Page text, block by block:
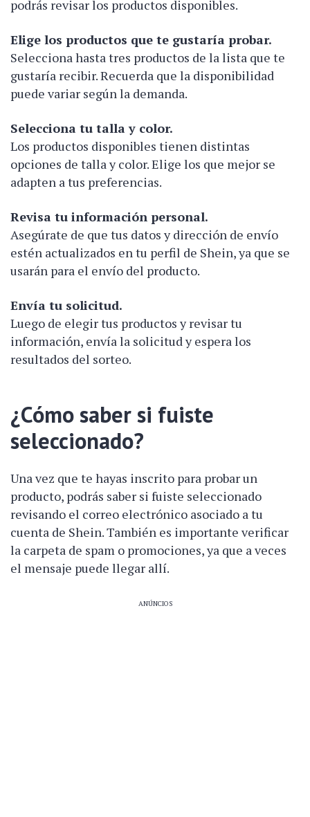
podrás revisar los productos disponibles.
Elige los productos que te gustaría probar.
Selecciona hasta tres productos de la lista que te
gustaría recibir. Recuerda que la disponibilidad
puede variar según la demanda.
Selecciona tu talla y color.
Los productos disponibles tienen distintas
opciones de talla y color. Elige los que mejor se
adapten a tus preferencias.
Revisa tu información personal.
Asegúrate de que tus datos y dirección de envío
estén actualizados en tu perfil de Shein, ya que se
usarán para el envío del producto.
Envía tu solicitud.
Luego de elegir tus productos y revisar tu
información, envía la solicitud y espera los
resultados del sorteo.
¿Cómo saber si fuiste
seleccionado?
Una vez que te hayas inscrito para probar un
producto, podrás saber si fuiste seleccionado
revisando el correo electrónico asociado a tu
cuenta de Shein. También es importante verificar
la carpeta de spam o promociones, ya que a veces
el mensaje puede llegar allí.
ANÚNCIOS